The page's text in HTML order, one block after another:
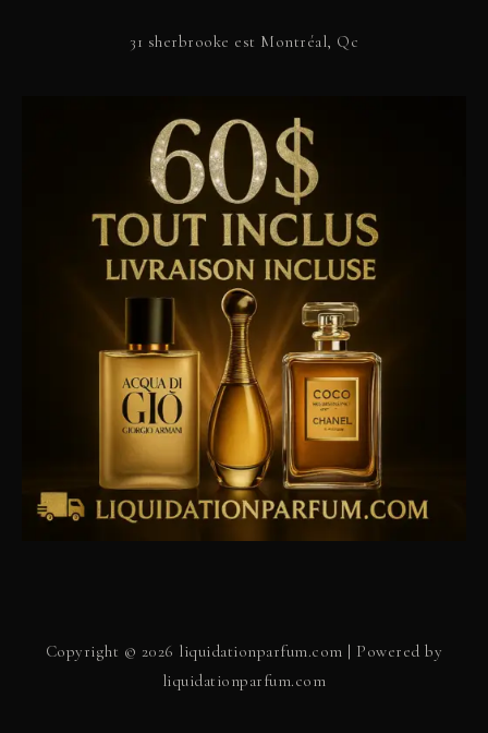
31 sherbrooke est Montréal, Qc
Copyright © 2026 liquidationparfum.com | Powered by
liquidationparfum.com